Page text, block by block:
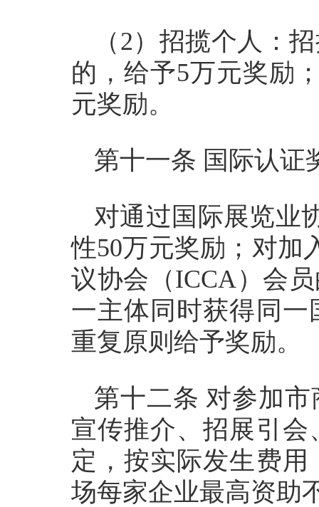
（2）招揽个人：
的，给予5万元奖励
元奖励。
第十一条 国际认证
对通过国际展览业
性50万元奖励；对加
议协会（ICCA）会
一主体同时获得同
重复原则给予奖励。
第十二条 对参加
宣传推介、招展引
定，按实际发生费
场每家企业最高资助